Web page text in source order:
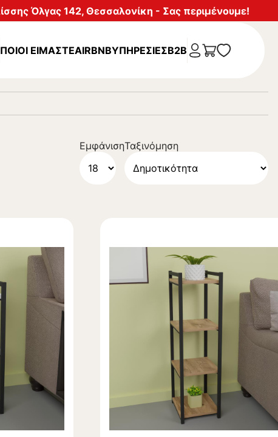
Όλγας 142, Θεσσαλονίκη - Σας περιμένουμε!
ΠΟΙΟΙ ΕΙΜΑΣΤΕAIRBNBΥΠΗΡΕΣΊΕΣB2B
ΕμφάνισηΤαξινόμηση